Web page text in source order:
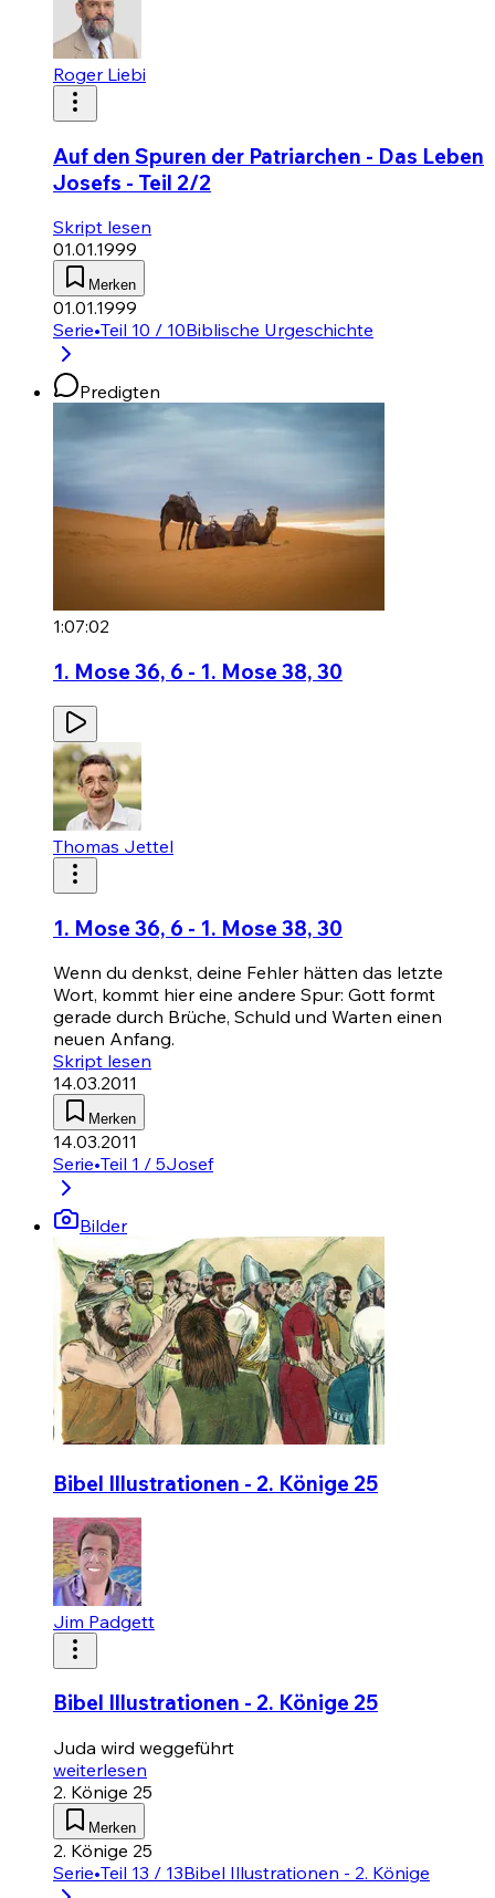
Roger Liebi
Auf den Spuren der Patriarchen - Das Leben
Josefs - Teil 2/2
Skript lesen
01.01.1999
Merken
01.01.1999
Serie•Teil 10 / 10Biblische Urgeschichte
Predigten
1:07:02
1. Mose 36, 6 - 1. Mose 38, 30
Thomas Jettel
1. Mose 36, 6 - 1. Mose 38, 30
Wenn du denkst, deine Fehler hätten das letzte
Wort, kommt hier eine andere Spur: Gott formt
gerade durch Brüche, Schuld und Warten einen
neuen Anfang.
Skript lesen
14.03.2011
Merken
14.03.2011
Serie•Teil 1 / 5Josef
Bilder
Bibel Illustrationen - 2. Könige 25
Jim Padgett
Bibel Illustrationen - 2. Könige 25
Juda wird weggeführt
weiterlesen
2. Könige 25
Merken
2. Könige 25
Serie•Teil 13 / 13Bibel Illustrationen - 2. Könige